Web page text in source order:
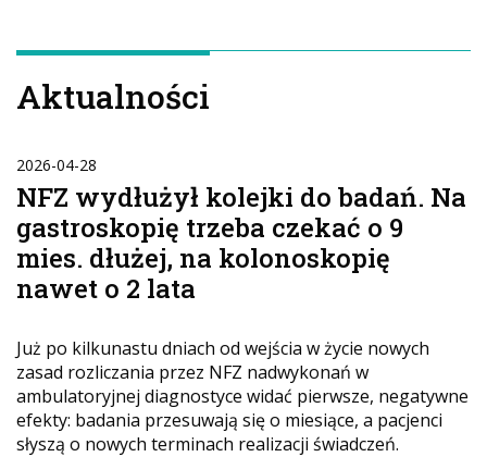
Aktualności
2026-04-28
NFZ wydłużył kolejki do badań. Na
gastroskopię trzeba czekać o 9
mies. dłużej, na kolonoskopię
nawet o 2 lata
Już po kilkunastu dniach od wejścia w życie nowych
zasad rozliczania przez NFZ nadwykonań w
ambulatoryjnej diagnostyce widać pierwsze, negatywne
efekty: badania przesuwają się o miesiące, a pacjenci
słyszą o nowych terminach realizacji świadczeń.